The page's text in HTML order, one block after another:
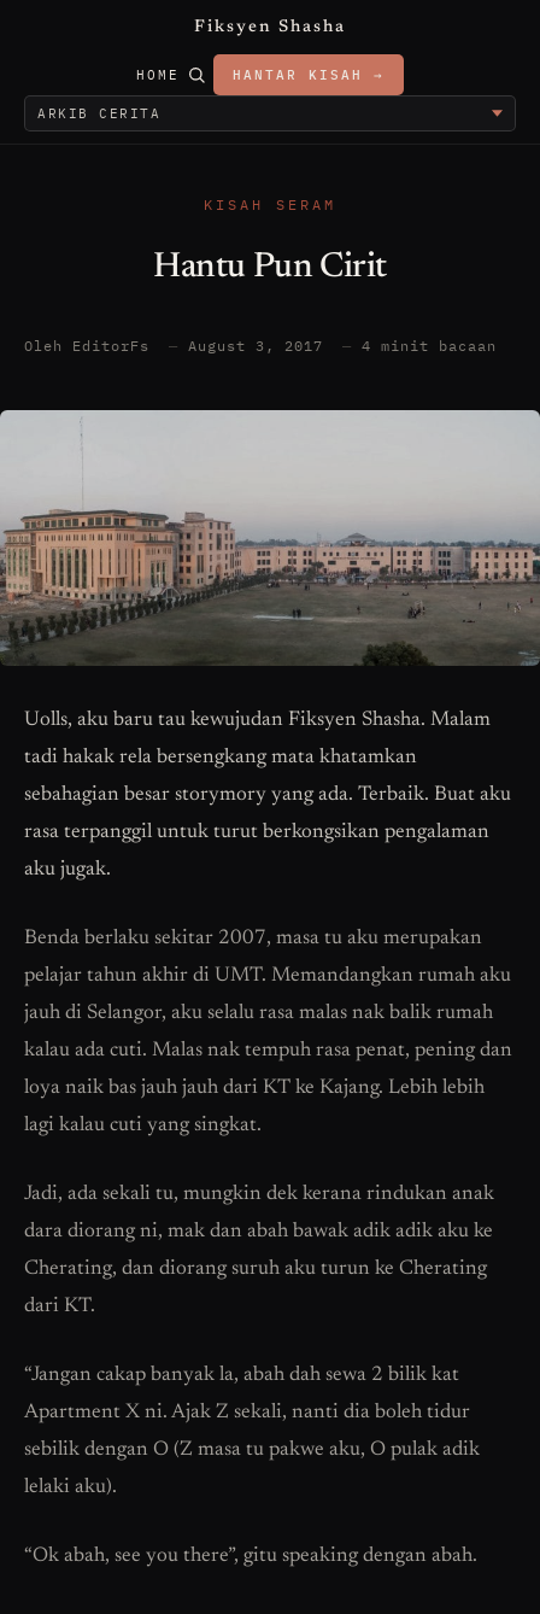
Fiksyen Shasha
HOME HANTAR KISAH →
KISAH SERAM
Hantu Pun Cirit
Oleh EditorFs — August 3, 2017 — 4 minit bacaan
Uolls, aku baru tau kewujudan Fiksyen Shasha. Malam
tadi hakak rela bersengkang mata khatamkan
sebahagian besar storymory yang ada. Terbaik. Buat aku
rasa terpanggil untuk turut berkongsikan pengalaman
aku jugak.
Benda berlaku sekitar 2007, masa tu aku merupakan
pelajar tahun akhir di UMT. Memandangkan rumah aku
jauh di Selangor, aku selalu rasa malas nak balik rumah
kalau ada cuti. Malas nak tempuh rasa penat, pening dan
loya naik bas jauh jauh dari KT ke Kajang. Lebih lebih
lagi kalau cuti yang singkat.
Jadi, ada sekali tu, mungkin dek kerana rindukan anak
dara diorang ni, mak dan abah bawak adik adik aku ke
Cherating, dan diorang suruh aku turun ke Cherating
dari KT.
“Jangan cakap banyak la, abah dah sewa 2 bilik kat
Apartment X ni. Ajak Z sekali, nanti dia boleh tidur
sebilik dengan O (Z masa tu pakwe aku, O pulak adik
lelaki aku).
“Ok abah, see you there”, gitu speaking dengan abah.